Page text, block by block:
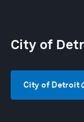
City of
City of Detroit